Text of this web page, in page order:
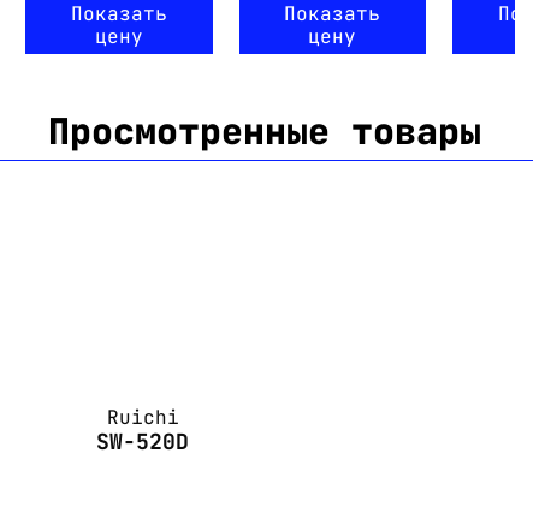
Показать
цену
Показать
цену
Просмотренные товары
Ruichi
SW-520D